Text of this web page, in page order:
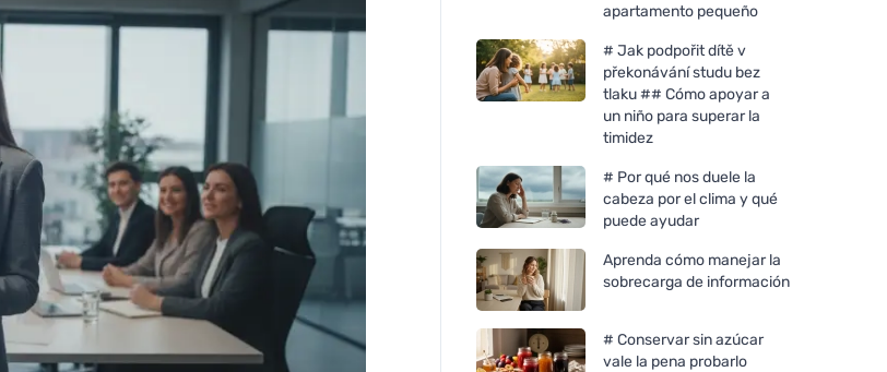
apartamento pequeño
# Jak podpořit dítě v
překonávání studu bez
tlaku ## Cómo apoyar a
un niño para superar la
timidez
# Por qué nos duele la
cabeza por el clima y qué
puede ayudar
Aprenda cómo manejar la
sobrecarga de información
# Conservar sin azúcar
vale la pena probarlo